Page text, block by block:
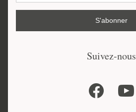
S'abonner
Suivez-nous